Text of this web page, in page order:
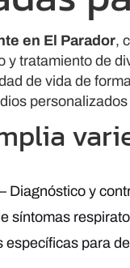
en El Parador,
y tratamiento de
de vida de
Diagnóstico y
síntomas
específicas para